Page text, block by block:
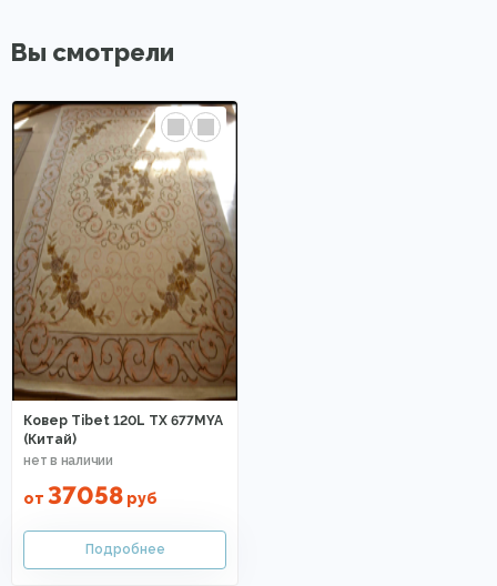
Вы смотрели
Ковер Tibet 120L TX 677MYA
(Китай)
от 37058 руб